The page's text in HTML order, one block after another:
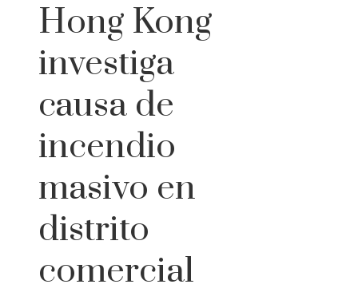
Hong Kong
investiga
causa de
incendio
masivo en
distrito
comercial